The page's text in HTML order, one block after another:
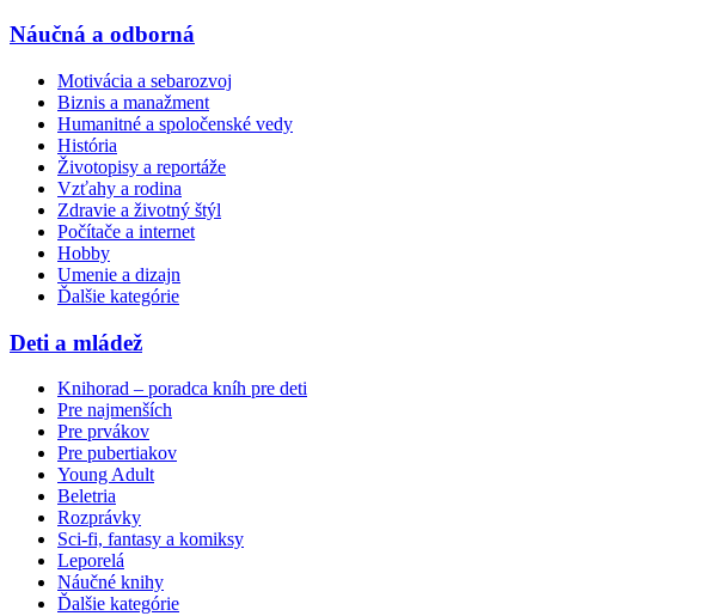
Náučná a odborná
Motivácia a sebarozvoj
Biznis a manažment
Humanitné a spoločenské vedy
História
Životopisy a reportáže
Vzťahy a rodina
Zdravie a životný štýl
Počítače a internet
Hobby
Umenie a dizajn
Ďalšie kategórie
Deti a mládež
Knihorad – poradca kníh pre deti
Pre najmenších
Pre prvákov
Pre pubertiakov
Young Adult
Beletria
Rozprávky
Sci-fi, fantasy a komiksy
Leporelá
Náučné knihy
Ďalšie kategórie